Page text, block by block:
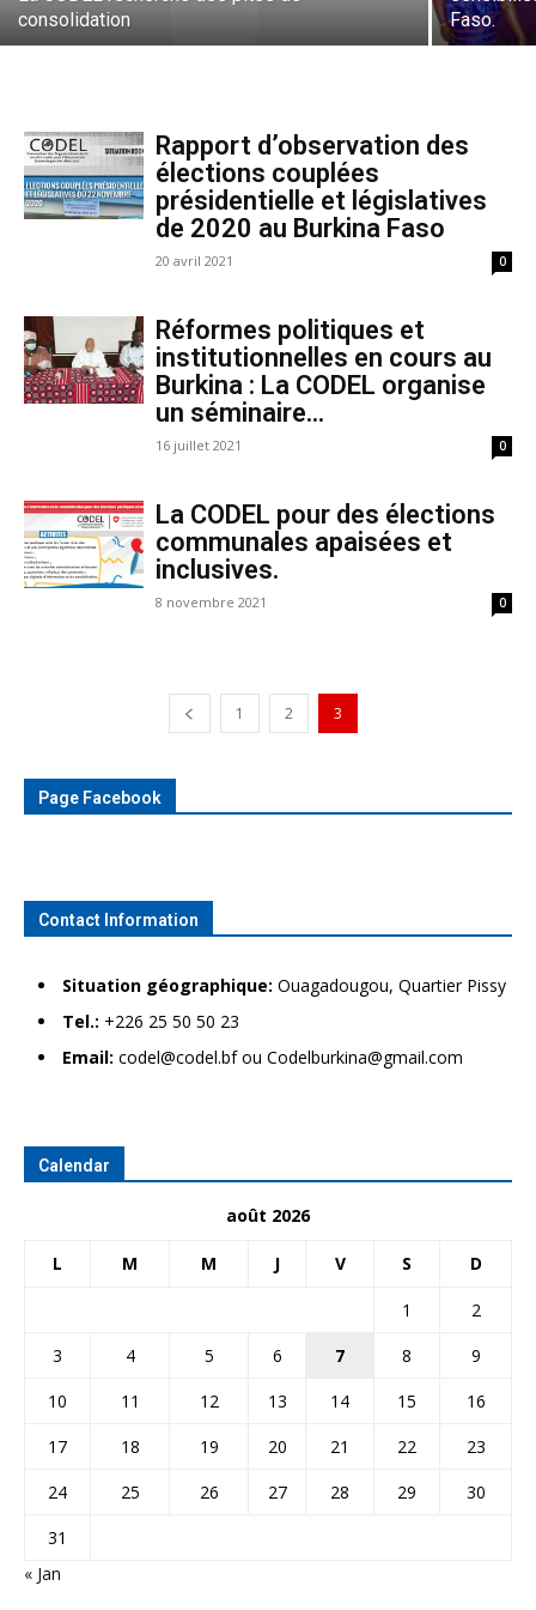
consolidation
Faso.
Rapport d’observation des
élections couplées
présidentielle et législatives
de 2020 au Burkina Faso
20 avril 2021 0
Réformes politiques et
institutionnelles en cours au
Burkina : La CODEL organise
un séminaire...
16 juillet 2021 0
La CODEL pour des élections
communales apaisées et
inclusives.
8 novembre 2021 0
1 2 3
Page Facebook
Contact Information
Situation géographique: Ouagadougou, Quartier Pissy
Tel.: +226 25 50 50 23
Email: codel@codel.bf ou Codelburkina@gmail.com
Calendar
août 2026
L M M J V S D
1
2
3
4 5 6 7 8
9
10
11 12 13 14 15
16
17
18 19 20 21 22
23
24
25 26 27 28 29
30
31
« Jan